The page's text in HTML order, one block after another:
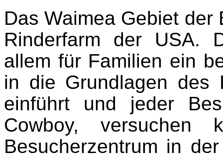
Das Waimea Gebiet
Rinderfarm der USA.
allem für Familien ein
in die Grundlagen des
einführt und jeder
Cowboy,
Besucherzentrum in